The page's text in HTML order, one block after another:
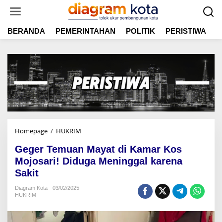
t
BERANDA PEMERINTAHAN POLITIK PERISTIWA
Homepage / HUKRIM
g
e
a
Geger Temuan Mayat di Kamar Kos
Mojosari! Diduga Meninggal karena
Sakit
Diagram Kota
03/02/2025
HUKRIM